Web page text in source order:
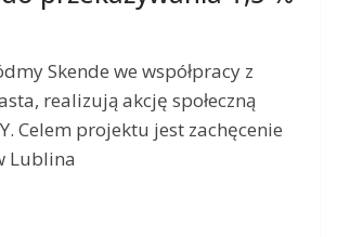
Skende we współpracy z
realizują akcję społeczną
Celem projektu jest zachęcenie
Lublina